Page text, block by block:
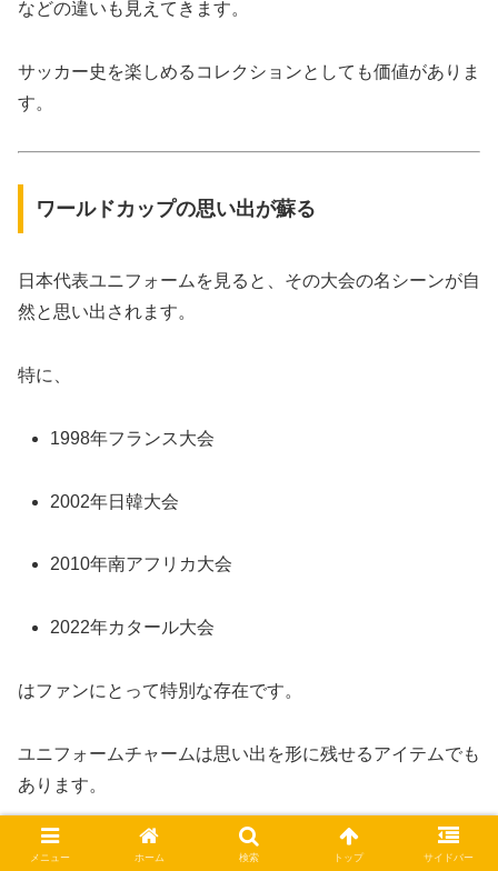
などの違いも見えてきます。
サッカー史を楽しめるコレクションとしても価値がありま
す。
ワールドカップの思い出が蘇る
日本代表ユニフォームを見ると、その大会の名シーンが自
然と思い出されます。
特に、
1998年フランス大会
2002年日韓大会
2010年南アフリカ大会
2022年カタール大会
はファンにとって特別な存在です。
ユニフォームチャームは思い出を形に残せるアイテムでも
あります。
メニュー ホーム 検索 トップ サイドバー